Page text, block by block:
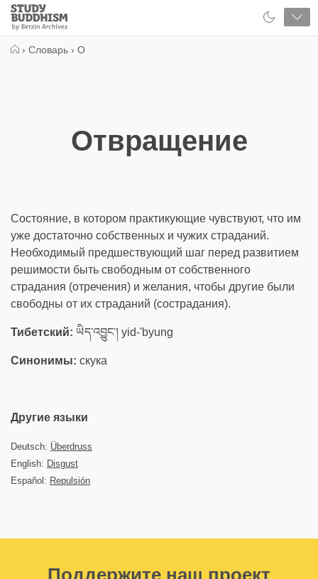
Close
Study
Buddhism
› Словарь › О
Отвращение
Состояние, в котором практикующие чувствуют, что им
уже достаточно собственных и чужих страданий.
Необходимый предшествующий шаг перед развитием
решимости быть свободным от собственного
страдания (отречения) и желания, чтобы другие были
свободны от их страданий (сострадания).
Тибетский: ཡིད་འབྱུང་། yid-'byung
Синонимы: скука
Другие языки
Deutsch: Überdruss
English: Disgust
Español: Repulsión
Поддержите наш проект